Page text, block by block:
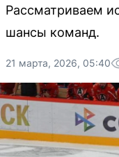
Рассматриваем
шансы команд.
21 марта, 2026, 05:40